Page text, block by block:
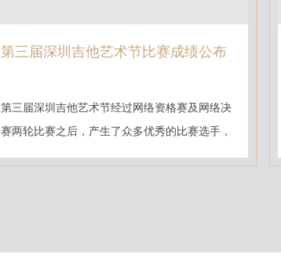
第三届深圳吉他艺术节比赛成绩公布
第三届深圳吉他艺术节经过网络资格赛及网络决
赛两轮比赛之后，产生了众多优秀的比赛选手，